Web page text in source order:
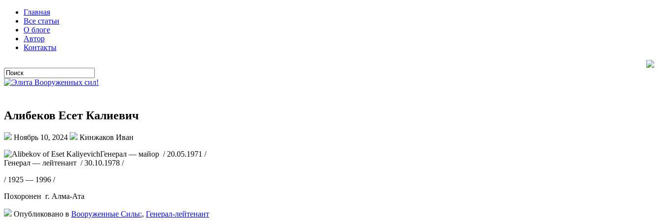
Главная
Все статьи
О блоге
Автор
Контакты
Алибеков Есет Калиевич
Ноябрь 10, 2024
Кинжаков Иван
Генерал — майор / 20.05.1971 /
Генерал — лейтенант / 30.10.1978 /
/ 1925 — 1996 /
Похоронен г. Алма-Ата
Опубликовано в Вооруженные Силы:, Генерал-лейтенант